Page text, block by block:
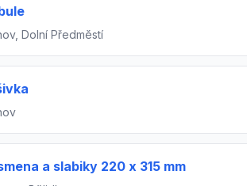
Dolní Předměstí
a slabiky 220 x 315 mm